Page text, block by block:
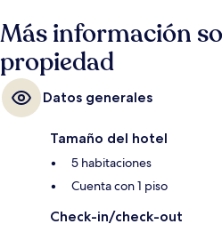
Más información
propiedad
Datos generales
Tamaño del hotel
5 habitaciones
Cuenta con 1 piso
Check-in/check-out